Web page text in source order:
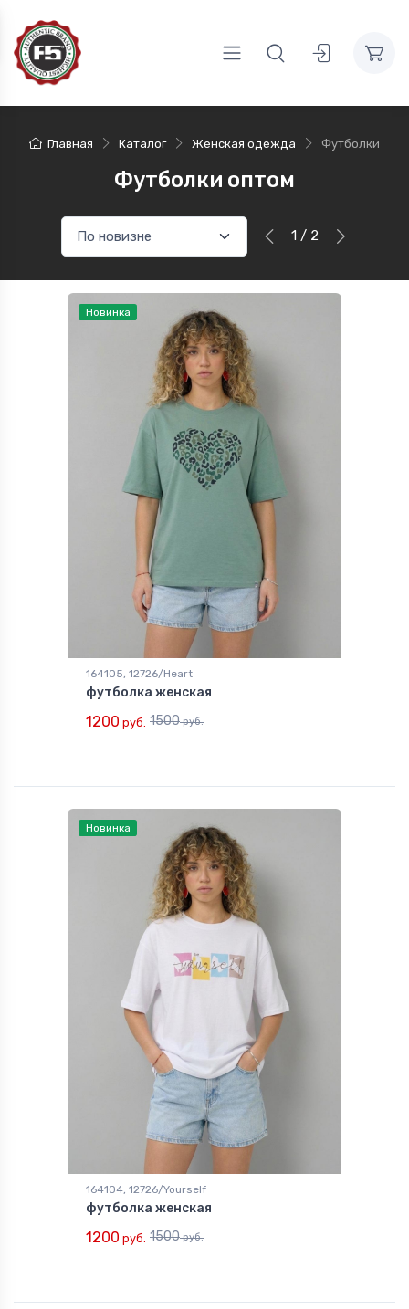
Главная Каталог Женская одежда Футболки
Футболки оптом
1 / 2
Новинка
164105, 12726/Heart
футболка женская
1200 руб. 1500руб.
Новинка
164104, 12726/Yourself
футболка женская
1200 руб. 1500руб.